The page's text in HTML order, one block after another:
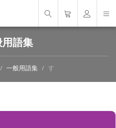
語集
一般用語集 す